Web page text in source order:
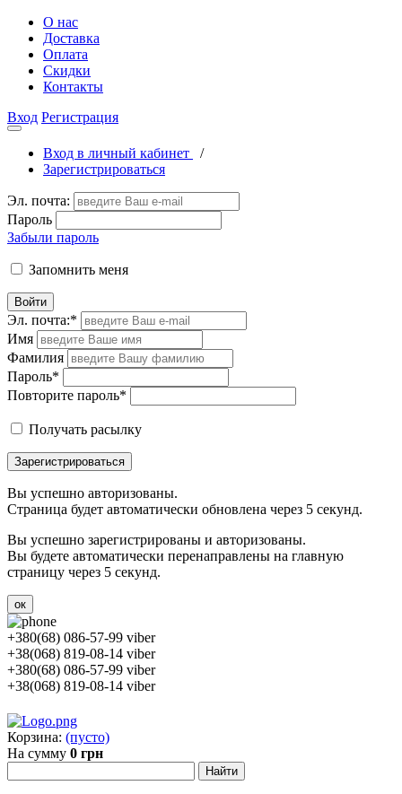
О нас
Доставка
Оплата
Скидки
Контакты
Вход Регистрация
Вход в личный кабинет
/
Зарегистрироваться
Эл. почта:
Пароль
Забыли пароль
Запомнить меня
Войти
Эл. почта:*
Имя
Фамилия
Пароль*
Повторите пароль*
Получать расылку
Зарегистрироваться
Вы успешно авторизованы.
Страница будет автоматически обновлена через 5 секунд.
Вы успешно зарегистрированы и авторизованы.
Вы будете автоматически перенаправлены на главную
страницу через 5 секунд.
ок
+380(68) 086-57-99 viber
+38(068) 819-08-14 viber
+380(68) 086-57-99 viber
+38(068) 819-08-14 viber
Корзина: (пусто)
На сумму 0 грн